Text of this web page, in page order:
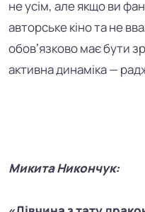
не усім, але якщо ви
авторське кіно та не
обовʼязково має бути
активна динаміка —
Микита Никончук: